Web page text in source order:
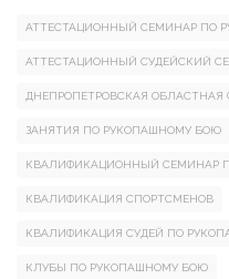
АТТЕСТАЦИОННЫЙ СЕМИНАР ПО
АТТЕСТАЦИОННЫЙ СУДЕЙСКИЙ
ДНЕПРОПЕТРОВСКАЯ ОБЛАСТНАЯ
ЗАНЯТИЯ ПО РУКОПАШНОМУ БОЮ
КВАЛИФИКАЦИОННЫЙ СЕМИНАР
КВАЛИФИКАЦИЯ СПОРТСМЕНОВ
КВАЛИФИКАЦИЯ СУДЕЙ ПО
КЛУБЫ ПО РУКОПАШНОМУ БОЮ